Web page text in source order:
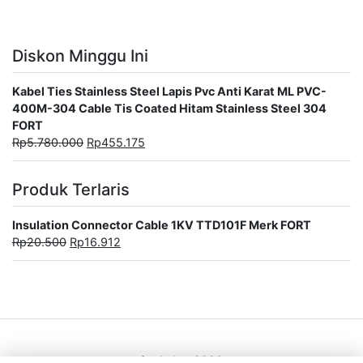
Diskon Minggu Ini
Kabel Ties Stainless Steel Lapis Pvc Anti Karat ML PVC-
400M-304 Cable Tis Coated Hitam Stainless Steel 304
FORT
Rp5.780.000 Rp455.175
Produk Terlaris
Insulation Connector Cable 1KV TTD101F Merk FORT
Rp20.500 Rp16.912
fortindo@2020